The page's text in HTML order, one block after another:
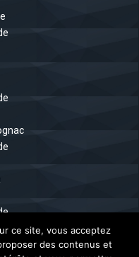
ce site, vous acceptez
des contenus et